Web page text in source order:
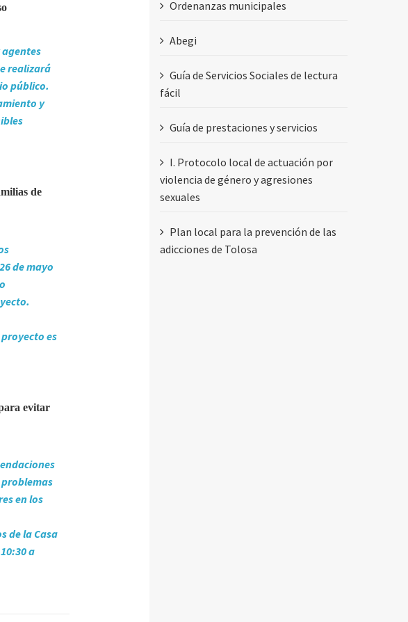
agentes
realizará
público.
y
de
de mayo
es
evitar
en los
de la Casa
a
Ordenanzas municipales
Abegi
Guía de Servicios Sociales de lectura
fácil
Guía de prestaciones y servicios
I. Protocolo local de actuación por
violencia de género y agresiones
sexuales
Plan local para la prevención de las
adicciones de Tolosa